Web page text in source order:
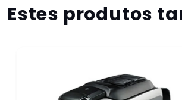
Estes produtos